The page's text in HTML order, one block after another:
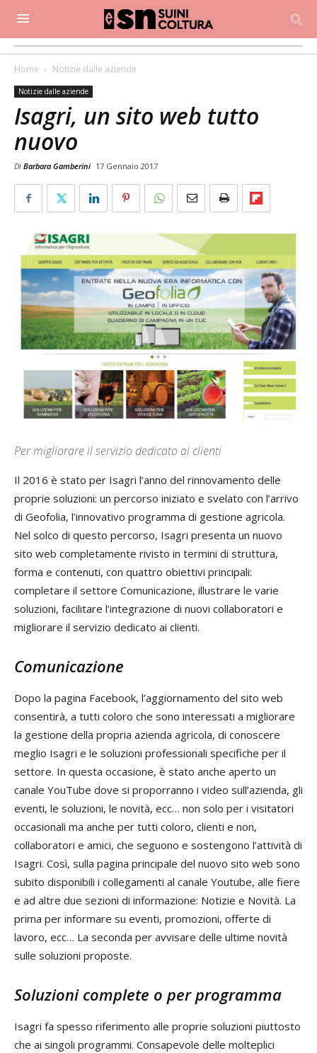
Home Notizie dalle aziende
Notizie dalle aziende
Isagri, un sito web tutto
nuovo
Di Barbara Gamberini 17 Gennaio 2017
Per migliorare il servizio dedicato ai clienti
Il 2016 è stato per Isagri l’anno del rinnovamento delle
proprie soluzioni: un percorso iniziato e svelato con l’arrivo
di Geofolia, l’innovativo programma di gestione agricola.
Nel solco di questo percorso, Isagri presenta un nuovo
sito web completamente rivisto in termini di struttura,
forma e contenuti, con quattro obiettivi principali:
completare il settore Comunicazione, illustrare le varie
soluzioni, facilitare l’integrazione di nuovi collaboratori e
migliorare il servizio dedicato ai clienti.
Comunicazione
Dopo la pagina Facebook, l’aggiornamento del sito web
consentirà, a tutti coloro che sono interessati a migliorare
la gestione della propria azienda agricola, di conoscere
meglio Isagri e le soluzioni professionali specifiche per il
settore. In questa occasione, è stato anche aperto un
canale YouTube dove si proporranno i video sull’azienda, gli
eventi, le soluzioni, le novità, ecc… non solo per i visitatori
occasionali ma anche per tutti coloro, clienti e non,
collaboratori e amici, che seguono e sostengono l’attività di
Isagri. Così, sulla pagina principale del nuovo sito web sono
subito disponibili i collegamenti al canale Youtube, alle fiere
e ad altre due sezioni di informazione: Notizie e Novità. La
prima per informare su eventi, promozioni, offerte di
lavoro, ecc… La seconda per avvisare delle ultime novità
sulle soluzioni proposte.
Soluzioni complete o per programma
Isagri fa spesso riferimento alle proprie soluzioni piuttosto
che ai singoli programmi. Consapevole delle molteplici